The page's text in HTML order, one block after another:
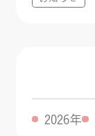
2026年